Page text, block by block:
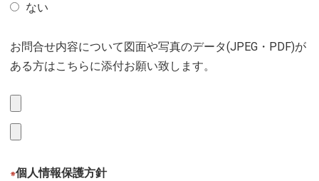
ない
お問合せ内容について図面や写真のデータ(JPEG・PDF)が
ある方はこちらに添付お願い致します。
※個人情報保護方針